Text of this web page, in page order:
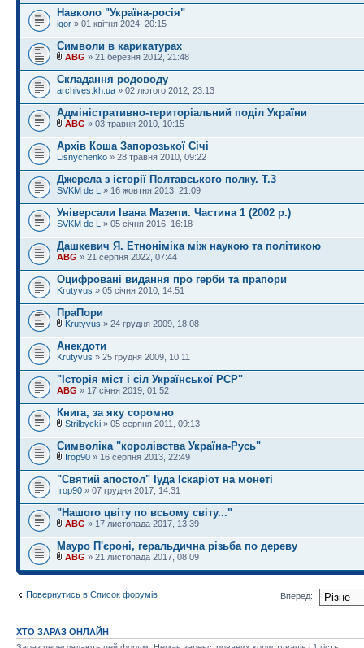
Навколо "Україна-росія"
iqor » 01 квітня 2024, 20:15
Символи в карикатурах
ABG » 21 березня 2012, 21:48
Складання родоводу
archives.kh.ua » 02 лютого 2012, 23:13
Адміністративно-територіальний поділ України
ABG » 03 травня 2010, 10:15
Архів Коша Запорозької Січі
Lisnychenko » 28 травня 2010, 09:22
Джерела з історії Полтавського полку. Т.3
SVKM de L » 16 жовтня 2013, 21:09
Універсали Івана Мазепи. Частина 1 (2002 р.)
SVKM de L » 05 січня 2016, 16:18
Дашкевич Я. Етноніміка між наукою та політикою
ABG » 21 серпня 2022, 07:44
Оцифровані видання про герби та прапори
Krutyvus » 05 січня 2010, 14:51
ПраПори
Krutyvus » 24 грудня 2009, 18:08
Анекдоти
Krutyvus » 25 грудня 2009, 10:11
"Історія міст і сіл Української РСР"
ABG » 17 січня 2019, 01:52
Книга, за яку соромно
Strilbycki » 05 серпня 2011, 09:13
Символіка "королівства Україна-Русь"
Ігор90 » 16 серпня 2013, 22:49
"Святий апостол" Іуда Іскаріот на монеті
Ігор90 » 07 грудня 2017, 14:31
"Нашого цвіту по всьому світу..."
ABG » 17 листопада 2017, 13:39
Мауро П'єроні, геральдична різьба по дереву
ABG » 21 листопада 2017, 08:09
Повернутись в Список форумів Вперед:
ХТО ЗАРАЗ ОНЛАЙН